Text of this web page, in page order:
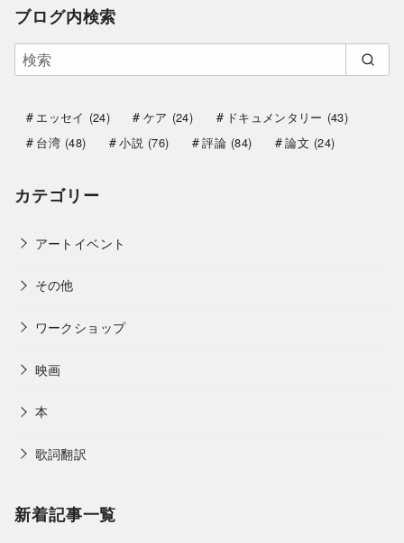
ブログ内検索
エッセイ (24) ケア (24) ドキュメンタリー (43)
台湾 (48) 小説 (76) 評論 (84) 論文 (24)
カテゴリー
アートイベント
その他
ワークショップ
映画
本
歌詞翻訳
新着記事一覧